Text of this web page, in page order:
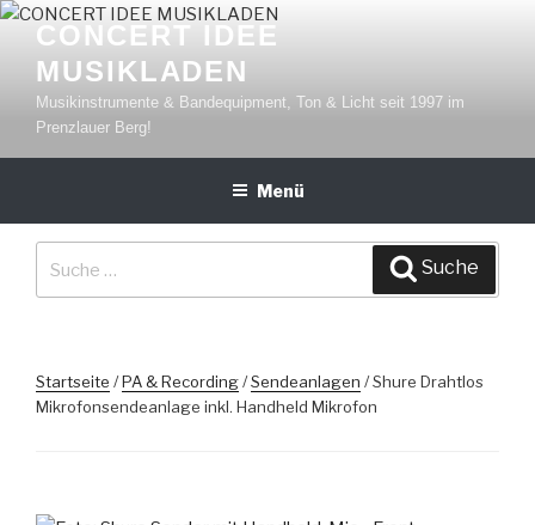
Zum
Inhalt
springen
CONCERT IDEE
MUSIKLADEN
Musikinstrumente & Bandequipment, Ton & Licht seit 1997 im
Prenzlauer Berg!
Menü
Suche
Startseite /PA & Recording/Sendeanlagen / Shure Drahtlos
Mikrofonsendeanlage inkl. Handheld Mikrofon